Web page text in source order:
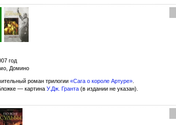
год
Домино
роман трилогии «Сага о короле Артуре»
— картина У.Дж. Гранта (в издании не указан).